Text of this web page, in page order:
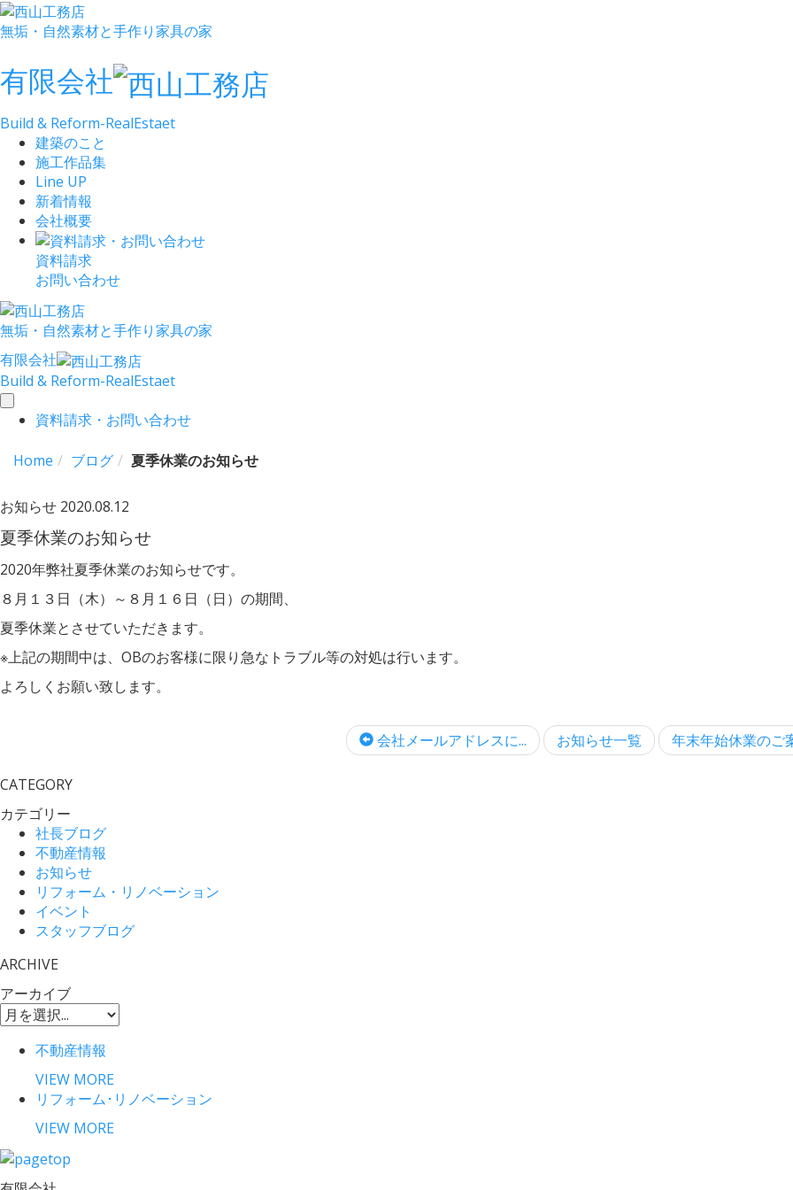
無垢・自然素材と手作り家具の家
有限会社
Build & Reform-RealEstaet
建築のこと
施工作品集
Line UP
新着情報
会社概要
資料請求
お問い合わせ
無垢・自然素材と手作り家具の家
有限会社
Build & Reform-RealEstaet
toggle
navigation
資料請求・お問い合わせ
Home ブログ 夏季休業のお知らせ
お知らせ 2020.08.12
夏季休業のお知らせ
2020年弊社夏季休業のお知らせです。
８月１３日（木）～８月１６日（日）の期間、
夏季休業とさせていただきます。
※上記の期間中は、OBのお客様に限り急なトラブル等の対処は行います。
よろしくお願い致します。
会社メールアドレスに... お知らせ一覧 年末年始休業のご
CATEGORY
カテゴリー
社長ブログ
不動産情報
お知らせ
リフォーム・リノベーション
イベント
スタッフブログ
ARCHIVE
アーカイブ
不動産情報
VIEW MORE
リフォーム･リノベーション
VIEW MORE